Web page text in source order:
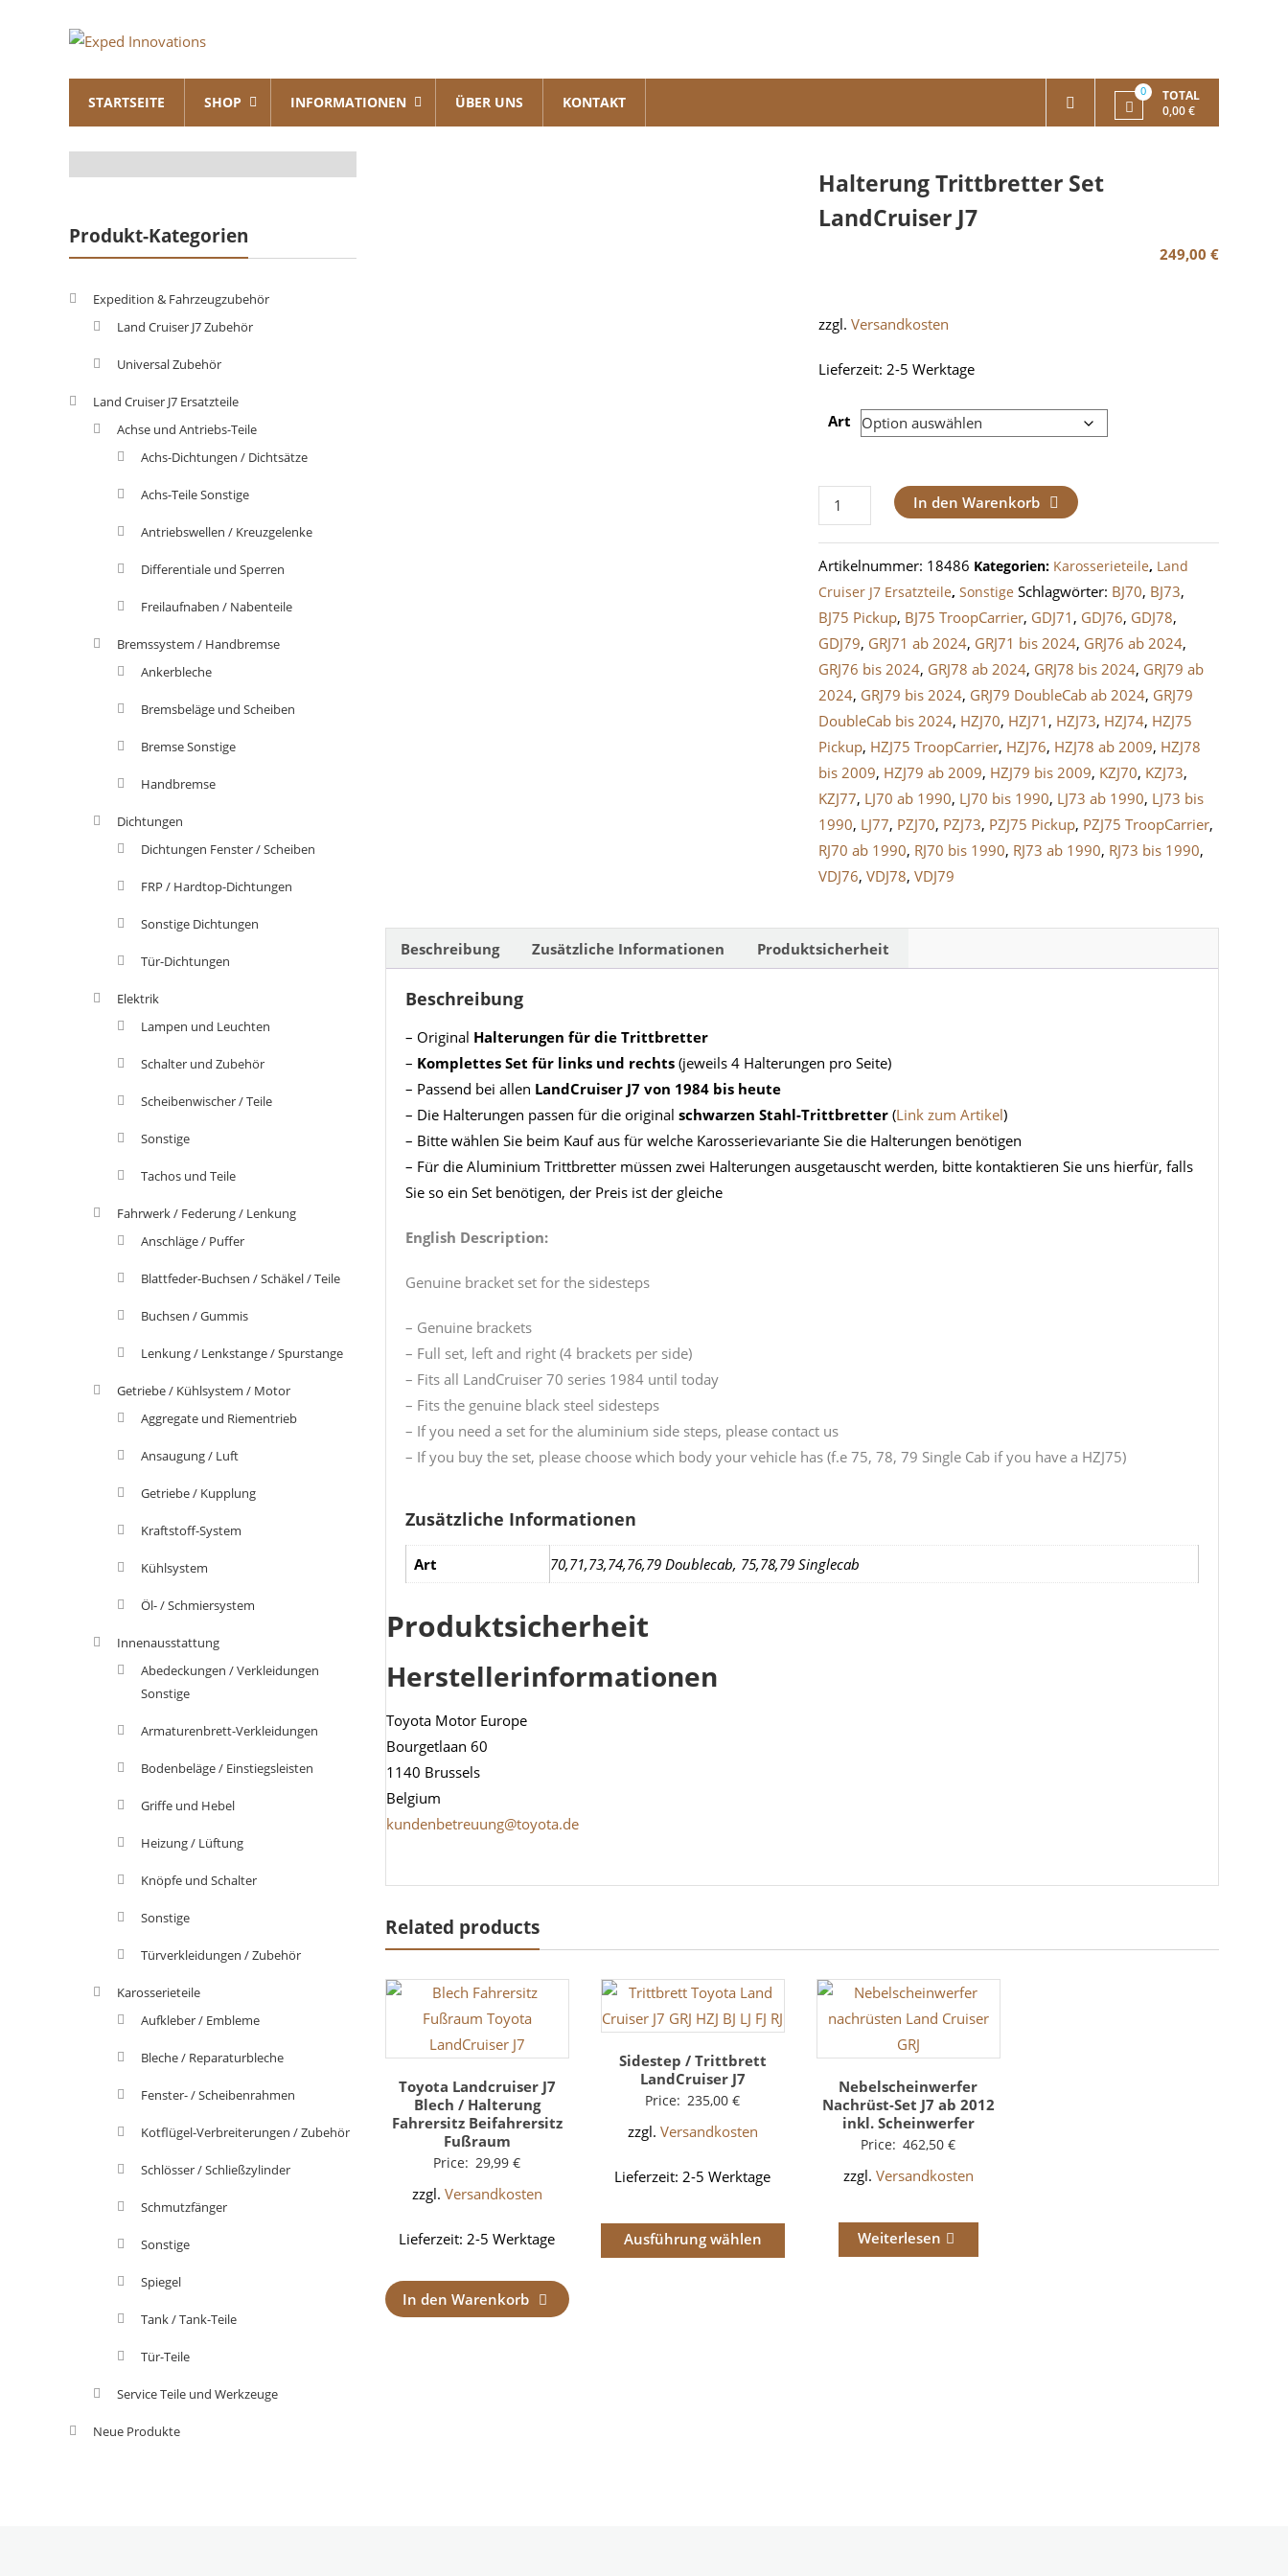
Exped
Innovations
Solutions
for
your
Overland
STARTSEITE SHOP INFORMATIONEN ÜBER UNS KONTAKT
0
TOTAL
0,00 €
Halterung Trittbretter Set
LandCruiser J7
249,00 €
zzgl.Versandkosten
Lieferzeit:2-5 Werktage
Art
Halterung
Trittbretter
Set
LandCruiser
J7
Menge
In den Warenkorb
Artikelnummer: 18486 Kategorien: Karosserieteile, Land
Cruiser J7 Ersatzteile,Sonstige Schlagwörter: BJ70, BJ73,
BJ75 Pickup, BJ75 TroopCarrier, GDJ71 , GDJ76, GDJ78,
GDJ79, GRJ71 ab 2024, GRJ71 bis 2024, GRJ76 ab 2024,
GRJ76 bis 2024, GRJ78 ab 2024, GRJ78 bis 2024, GRJ79 ab
2024, GRJ79 bis 2024, GRJ79 DoubleCab ab 2024, GRJ79
DoubleCab bis 2024, HZJ70, HZJ71 , HZJ73, HZJ74, HZJ75
Pickup, HZJ75 TroopCarrier, HZJ76, HZJ78 ab 2009, HZJ78
bis 2009, HZJ79 ab 2009, HZJ79 bis 2009, KZJ70, KZJ73,
KZJ77, LJ70 ab 1990, LJ70 bis 1990, LJ73 ab 1990, LJ73 bis
1990, LJ77, PZJ70, PZJ73, PZJ75 Pickup, PZJ75 TroopCarrier,
RJ70 ab 1990, RJ70 bis 1990, RJ73 ab 1990, RJ73 bis 1990,
VDJ76,VDJ78,VDJ79
Beschreibung Zusätzliche Informationen Produktsicherheit
Beschreibung
– Original Halterungen für die Trittbretter
– Komplettes Set für links und rechts (jeweils 4 Halterungen pro Seite)
– Passend bei allen LandCruiser J7 von 1984 bis heute
– Die Halterungen passen für die original schwarzen Stahl-Trittbretter (Link zum Artikel)
– Bitte wählen Sie beim Kauf aus für welche Karosserievariante Sie die Halterungen benötigen
– Für die Aluminium Trittbretter müssen zwei Halterungen ausgetauscht werden, bitte kontaktieren Sie uns hierfür, falls
Sie so ein Set benötigen, der Preis ist der gleiche
English Description:
Genuine bracket set for the sidesteps
– Genuine brackets
– Full set, left and right (4 brackets per side)
– Fits all LandCruiser 70 series 1984 until today
– Fits the genuine black steel sidesteps
– If you need a set for the aluminium side steps, please contact us
– If you buy the set, please choose which body your vehicle has (f.e 75, 78, 79 Single Cab if you have a HZJ75)
Zusätzliche Informationen
Art 70,71,73,74,76,79 Doublecab, 75,78,79 Singlecab
Produktsicherheit
Herstellerinformationen
Toyota Motor Europe
Bourgetlaan 60
1140 Brussels
Belgium
kundenbetreuung@toyota.de
Related products
Toyota Landcruiser J7
Blech / Halterung
Fahrersitz Beifahrersitz
Fußraum
Price: 29,99€
zzgl. Versandkosten
Lieferzeit: 2-5 Werktage
In den Warenkorb
Sidestep / Trittbrett
LandCruiser J7
Price: 235,00€
zzgl. Versandkosten
Lieferzeit: 2-5 Werktage
Ausführung wählen
Nebelscheinwerfer
Nachrüst-Set J7 ab 2012
inkl. Scheinwerfer
Price: 462,50€
zzgl. Versandkosten
Weiterlesen
Produkt-Kategorien
Expedition & Fahrzeugzubehör
Land Cruiser J7 Zubehör
Universal Zubehör
Land Cruiser J7 Ersatzteile
Achse und Antriebs-Teile
Achs-Dichtungen / Dichtsätze
Achs-Teile Sonstige
Antriebswellen / Kreuzgelenke
Differentiale und Sperren
Freilaufnaben / Nabenteile
Bremssystem / Handbremse
Ankerbleche
Bremsbeläge und Scheiben
Bremse Sonstige
Handbremse
Dichtungen
Dichtungen Fenster / Scheiben
FRP / Hardtop-Dichtungen
Sonstige Dichtungen
Tür-Dichtungen
Elektrik
Lampen und Leuchten
Schalter und Zubehör
Scheibenwischer / Teile
Sonstige
Tachos und Teile
Fahrwerk / Federung / Lenkung
Anschläge / Puffer
Blattfeder-Buchsen / Schäkel / Teile
Buchsen / Gummis
Lenkung / Lenkstange / Spurstange
Getriebe / Kühlsystem / Motor
Aggregate und Riementrieb
Ansaugung / Luft
Getriebe / Kupplung
Kraftstoff-System
Kühlsystem
Öl- / Schmiersystem
Innenausstattung
Abedeckungen / Verkleidungen
Sonstige
Armaturenbrett-Verkleidungen
Bodenbeläge / Einstiegsleisten
Griffe und Hebel
Heizung / Lüftung
Knöpfe und Schalter
Sonstige
Türverkleidungen / Zubehör
Karosserieteile
Aufkleber / Embleme
Bleche / Reparaturbleche
Fenster- / Scheibenrahmen
Kotflügel-Verbreiterungen / Zubehör
Schlösser / Schließzylinder
Schmutzfänger
Sonstige
Spiegel
Tank / Tank-Teile
Tür-Teile
Service Teile und Werkzeuge
Neue Produkte